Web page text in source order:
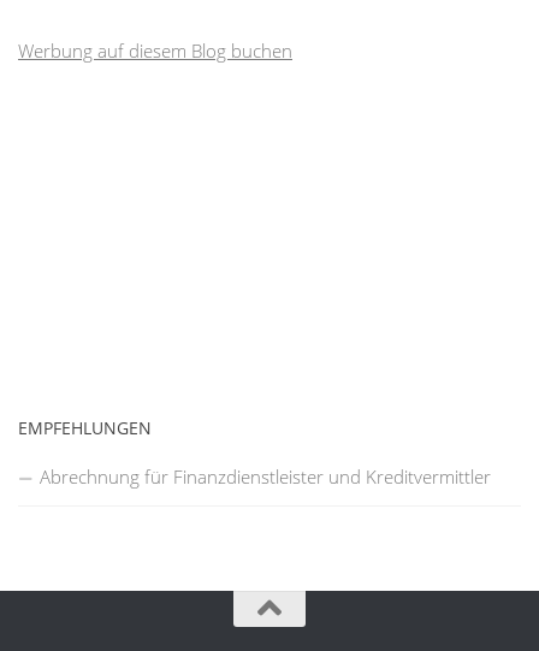
Werbung auf diesem Blog buchen
EMPFEHLUNGEN
Abrechnung für Finanzdienstleister und Kreditvermittler